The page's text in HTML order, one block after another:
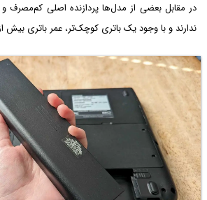
در مقابل بعضی از مدل‌ها پردازنده اصلی کم‌مصرف و
ندارند و با وجود یک باتری کوچک‌تر، عمر باتری بیش از ۶ ساعت